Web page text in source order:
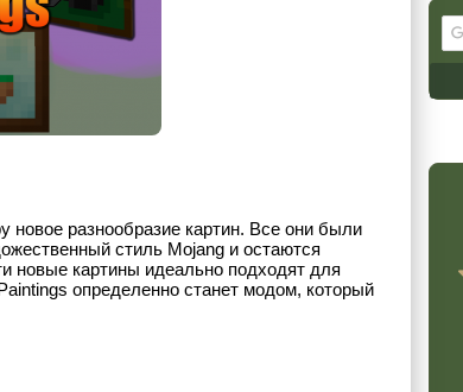
новое разнообразие картин. Все они были
стиль Mojang и остаются
новые картины идеально подходят для
определенно станет модом, который